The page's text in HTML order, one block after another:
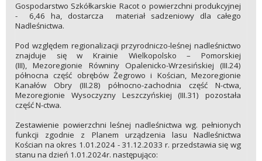
Gospodarstwo Szkółkarskie Racot o powierzchni produkcyjnej
- 6,46 ha, dostarcza materiał sadzeniowy dla całego
Nadleśnictwa.
Pod względem regionalizacji przyrodniczo-leśnej nadleśnictwo
znajduje się w Krainie Wielkopolsko – Pomorskiej
(III), Mezoregionie Równiny Opalenicko-Wrzesińskiej (III.24)
północna część obrębów Żegrowo i Kościan, Mezoregionie
Kanałów Obry (III.28) północno-zachodnia część N-ctwa,
Mezoregionie Wysoczyzny Leszczyńskiej (III.31) pozostała
część N-ctwa.
Zestawienie powierzchni leśnej nadleśnictwa wg. pełnionych
funkcji zgodnie z Planem urządzenia lasu Nadleśnictwa
Kościan na okres 1.01.2024 - 31.12.2033 r. przedstawia się wg
stanu na dzień 1.01.2024r. następująco: